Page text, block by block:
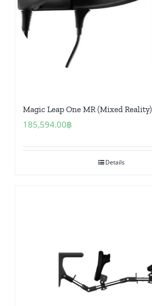
Magic Leap One MR (Mixed Reality)
185,594.00฿
Details